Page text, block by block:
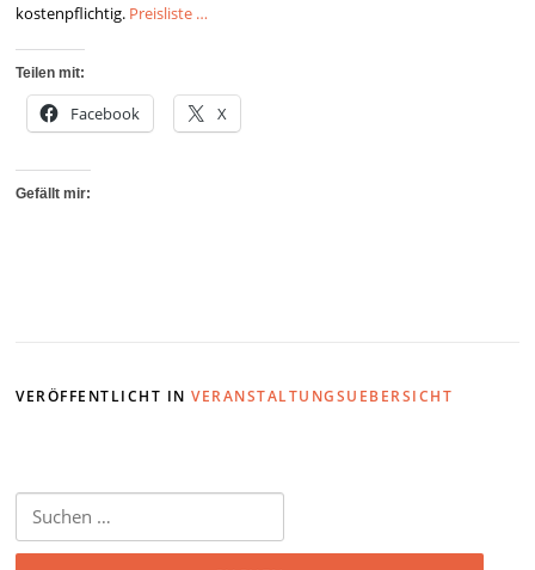
kostenpflichtig. Preisliste …
Teilen mit:
Facebook X
Gefällt mir:
VERÖFFENTLICHT INVERANSTALTUNGSUEBERSICHT
Suchen
nach: